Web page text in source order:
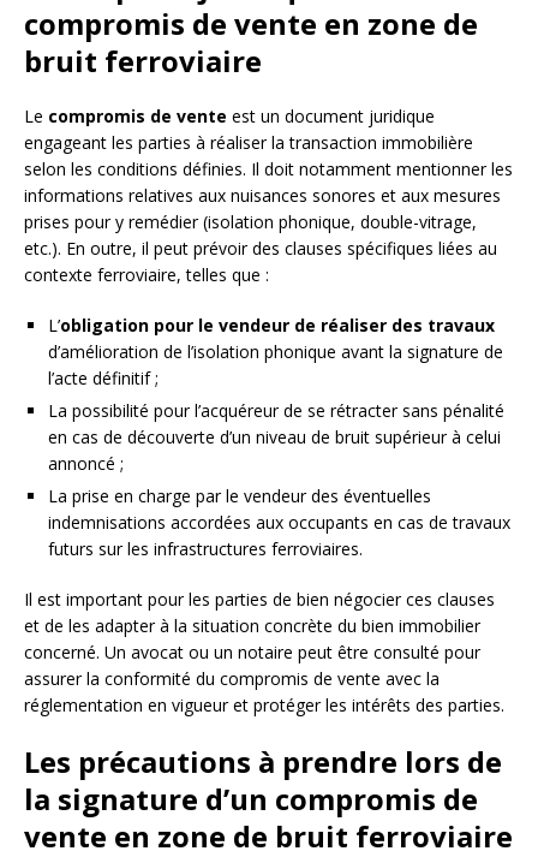
compromis de vente en zone de
bruit ferroviaire
Le compromis de vente est un document juridique
engageant les parties à réaliser la transaction immobilière
selon les conditions définies. Il doit notamment mentionner les
informations relatives aux nuisances sonores et aux mesures
prises pour y remédier (isolation phonique, double-vitrage,
etc.). En outre, il peut prévoir des clauses spécifiques liées au
contexte ferroviaire, telles que :
L’obligation pour le vendeur de réaliser des travaux
d’amélioration de l’isolation phonique avant la signature de
l’acte définitif ;
La possibilité pour l’acquéreur de se rétracter sans pénalité
en cas de découverte d’un niveau de bruit supérieur à celui
annoncé ;
La prise en charge par le vendeur des éventuelles
indemnisations accordées aux occupants en cas de travaux
futurs sur les infrastructures ferroviaires.
Il est important pour les parties de bien négocier ces clauses
et de les adapter à la situation concrète du bien immobilier
concerné. Un avocat ou un notaire peut être consulté pour
assurer la conformité du compromis de vente avec la
réglementation en vigueur et protéger les intérêts des parties.
Les précautions à prendre lors de
la signature d’un compromis de
vente en zone de bruit ferroviaire